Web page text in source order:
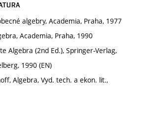
algebry, Academia, Praha, 1977
Academia, Praha, 1990
Algebra (2nd Ed.), Springer-Verlag,
1990 (EN)
Algebra, Vyd. tech. a ekon. lit.,